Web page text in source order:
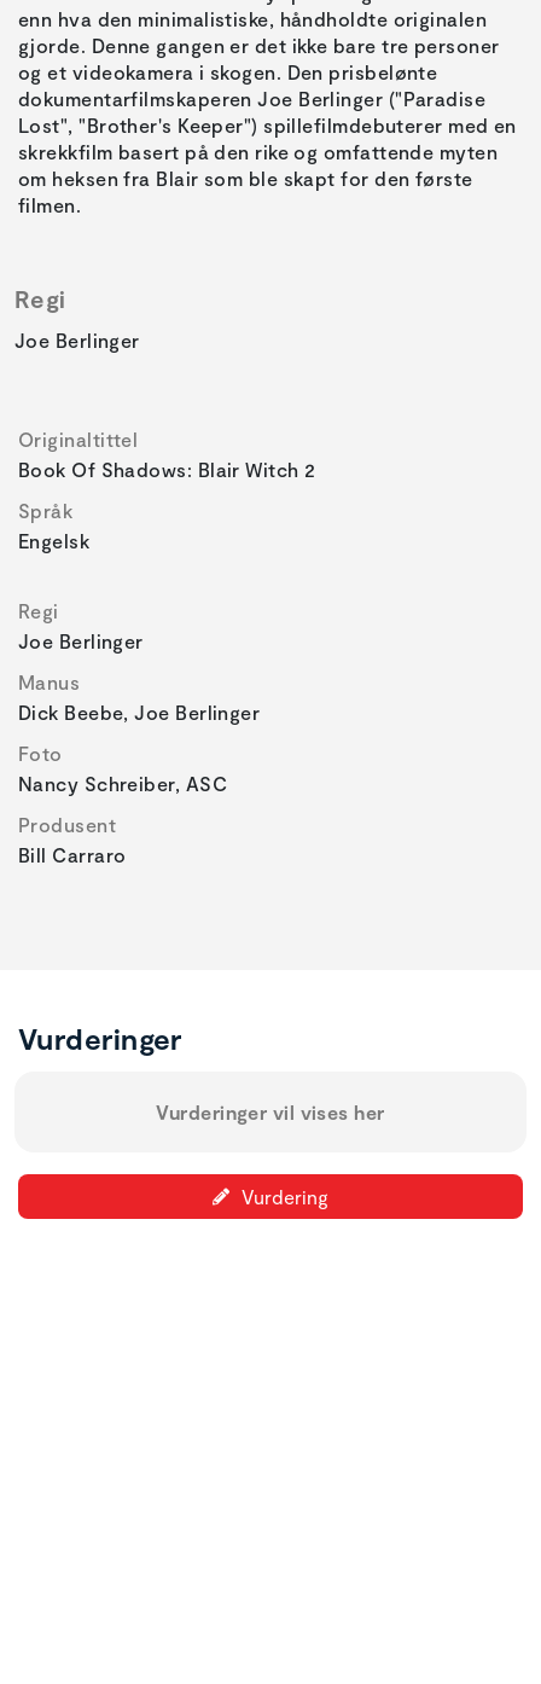
enn hva den minimalistiske, håndholdte originalen
gjorde. Denne gangen er det ikke bare tre personer
og et videokamera i skogen. Den prisbelønte
dokumentarfilmskaperen Joe Berlinger ("Paradise
Lost", "Brother's Keeper") spillefilmdebuterer med en
skrekkfilm basert på den rike og omfattende myten
om heksen fra Blair som ble skapt for den første
filmen.
Regi
Joe Berlinger
Originaltittel
Book Of Shadows: Blair Witch 2
Språk
Engelsk
Regi
Joe Berlinger
Manus
Dick Beebe, Joe Berlinger
Foto
Nancy Schreiber, ASC
Produsent
Bill Carraro
Vurderinger
Vurderinger vil vises her
Vurdering